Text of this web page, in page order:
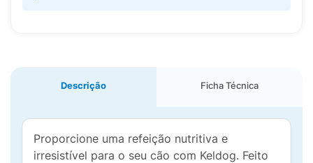
Descrição Ficha Técnica
Proporcione uma refeição nutritiva e
irresistível para o seu cão com Keldog. Feito